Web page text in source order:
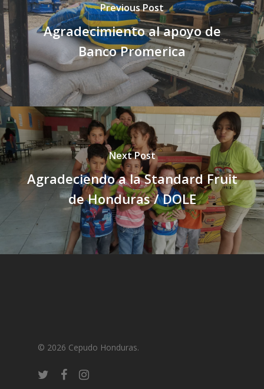
Previous Post
Agradecimiento al apoyo de
Banco Promerica
Next Post
Agradeciendo a la Standard Fruit
de Honduras / DOLE
© 2026 Cepudo Honduras.
Vaca Mecánica
Villas Pesqueras